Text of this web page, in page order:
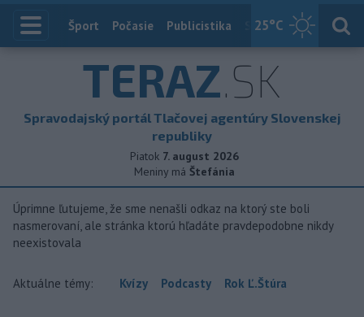
25°C
Index
Šport Počasie Publicistika Slovensko
TERAZ.SK
Spravodajský portál Tlačovej agentúry Slovenskej
republiky
Piatok 7. august 2026
Meniny má Štefánia
Úprimne ľutujeme, že sme nenašli odkaz na ktorý ste boli
nasmerovaní, ale stránka ktorú hľadáte pravdepodobne nikdy
neexistovala
Aktuálne témy: Kvízy Podcasty Rok Ľ.Štúra